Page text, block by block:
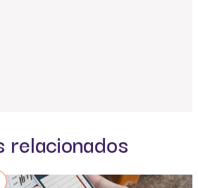
relacionados